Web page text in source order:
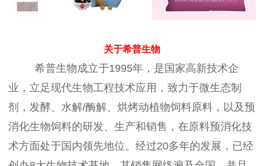
关于希普生物
希普生物成立于1995年，是国家高新技术企
业，立足现代生物工程技术应用，致力于微生态制
剂，发酵、水解/酶解、烘烤动植物饲料原料，以及预
消化生物饲料的研发、生产和销售，在原料预消化技
术方面处于国内领先地位。经过20多年的发展，已经